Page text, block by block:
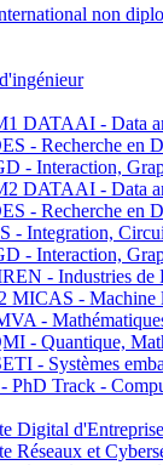
non
DATAAI - Data
- Recherche en
- Interaction,
DATAAI - Data
- Recherche en
- Integration,
- Interaction,
- Industries de
- Machine
-
- Quantique,
- Systèmes
PhD Track -
Digital d'Entreprise
Réseaux et